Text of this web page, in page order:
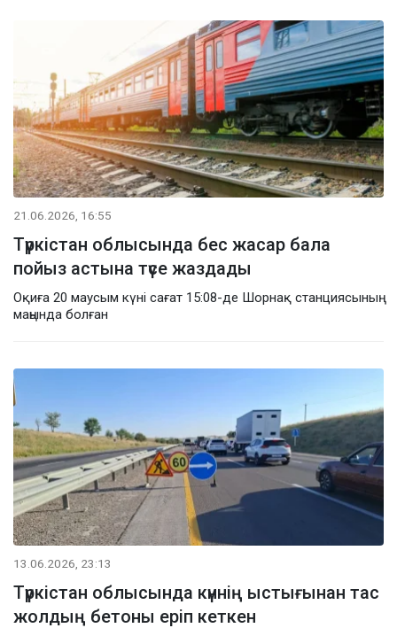
21.06.2026, 16:55
Түркістан облысында бес жасар бала
пойыз астына түсе жаздады
Оқиға 20 маусым күні сағат 15:08-де Шорнақ станциясының
маңында болған
13.06.2026, 23:13
Түркістан облысында күннің ыстығынан тас
жолдың бетоны еріп кеткен